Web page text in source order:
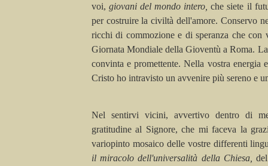
voi, giovani del mondo intero,che siete il
per costruire la civiltà dell'amore. Conservo
ricchi di commozione e di speranza che con
Giornata Mondiale della Gioventù a Roma.
convinta e promettente. Nella vostra energia
Cristo ho intravisto un avvenire più sereno e
Nel sentirvi vicini, avvertivo dentro di
gratitudine al Signore, che mi faceva la
variopinto mosaico delle vostre differenti
il miracolo dell'universalità della Chiesa,